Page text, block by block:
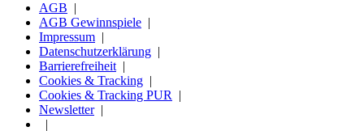
AGB
AGB Gewinnspiele
Impressum
Datenschutzerklärung
Barrierefreiheit
Cookies & Tracking
Cookies & Tracking PUR
Newsletter